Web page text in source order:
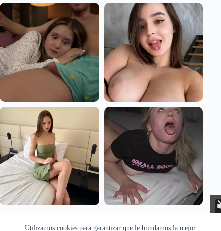
Utilizamos cookies para garantizar que le brindamos la mejor
Todas las imágenes pertenecen a sus respectivos autores. Este sitio